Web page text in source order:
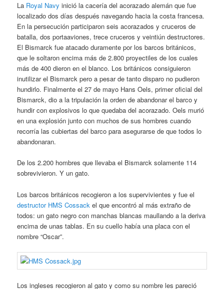
La Royal Navy inició la cacería del acorazado alemán que fue
localizado dos días después navegando hacia la costa francesa.
En la persecución participaron seis acorazados y cruceros de
batalla, dos portaaviones, trece cruceros y veintiún destructores.
El Bismarck fue atacado duramente por los barcos británicos,
que le soltaron encima más de 2.800 proyectiles de los cuales
más de 400 dieron en el blanco. Los británicos consiguieron
inutilizar el Bismarck pero a pesar de tanto disparo no pudieron
hundirlo. Finalmente el 27 de mayo Hans Oels, primer oficial del
Bismarck, dio a la tripulación la orden de abandonar el barco y
hundir con explosivos lo que quedaba del acorazado. Oels murió
en una explosión junto con muchos de sus hombres cuando
recorría las cubiertas del barco para asegurarse de que todos lo
abandonaran.
De los 2.200 hombres que llevaba el Bismarck solamente 114
sobrevivieron. Y un gato.
Los barcos británicos recogieron a los supervivientes y fue el
destructor HMS Cossack el que encontró al más extraño de
todos: un gato negro con manchas blancas maullando a la deriva
encima de unas tablas. En su cuello había una placa con el
nombre “Oscar”.
Los ingleses recogieron al gato y como su nombre les pareció